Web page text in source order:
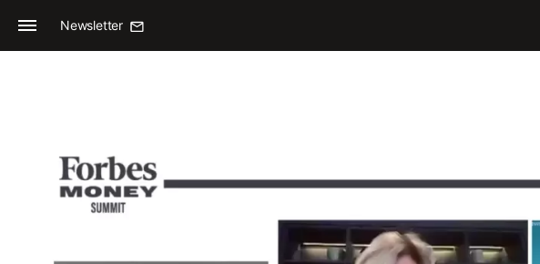
Newsletter